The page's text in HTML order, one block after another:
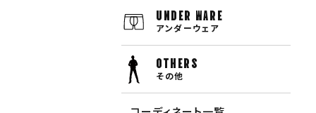
UNDER WARE
アンダーウェア
OTHERS
その他